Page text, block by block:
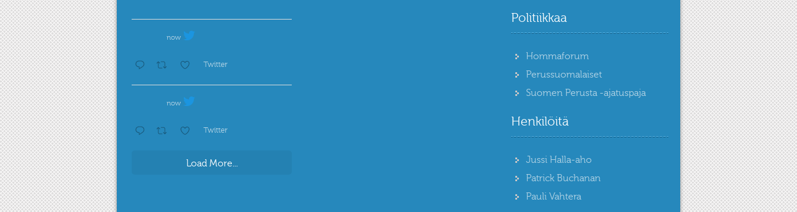
now
Twitter
now
Twitter
Load More...
Politiikkaa
Hommaforum
Perussuomalaiset
Suomen Perusta -ajatuspaja
Henkilöitä
Jussi Halla-aho
Patrick Buchanan
Pauli Vahtera